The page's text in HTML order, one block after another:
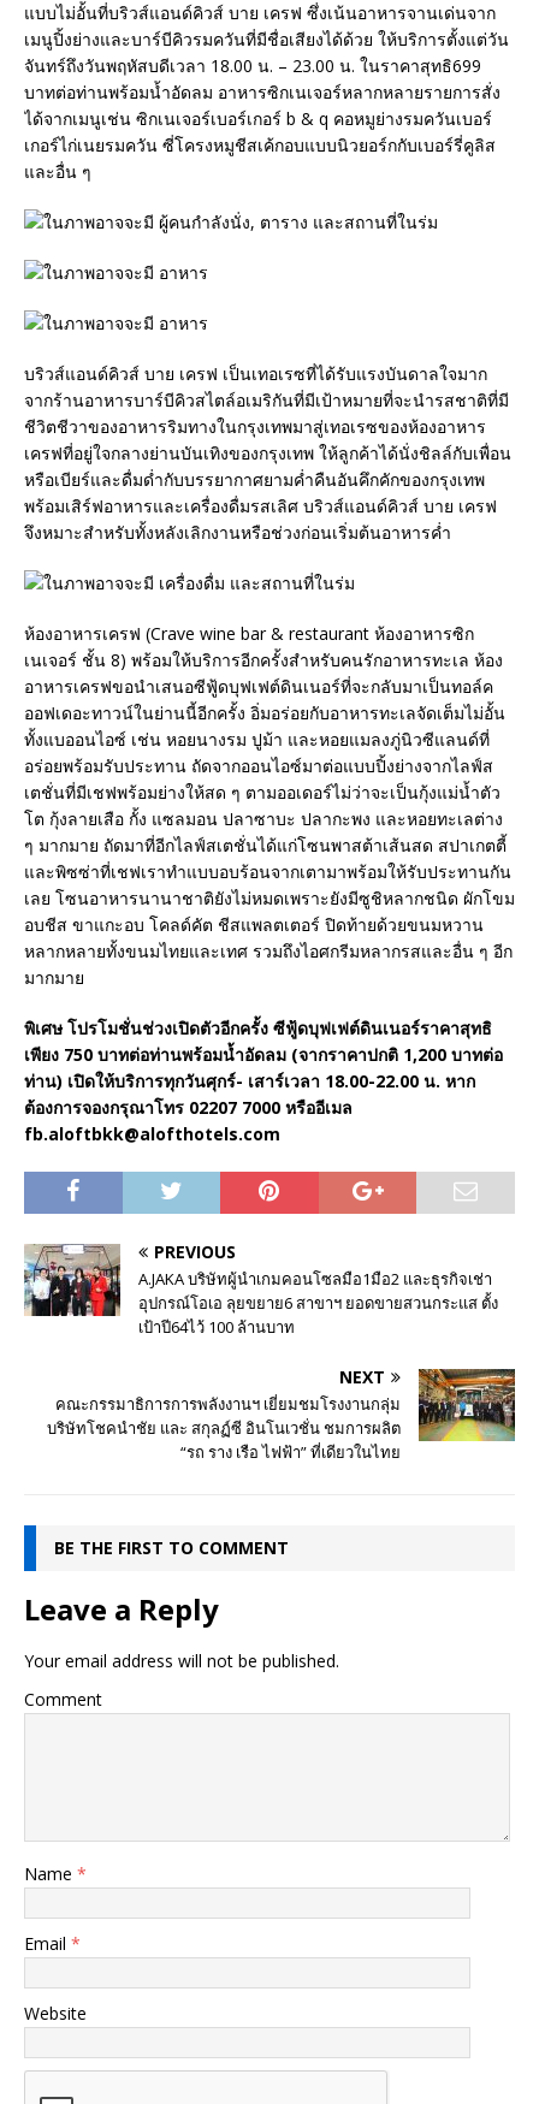
แบบไม่อั้นที่บริวส์แอนด์คิวส์ บาย เครฟ ซึ่งเน้นอาหารจานเด่นจาก
เมนูปิ้งย่างและบาร์บีคิวรมควันที่มีชื่อเสียงได้ด้วย ให้บริการตั้งแต่วัน
จันทร์ถึงวันพฤหัสบดีเวลา 18.00 น. – 23.00 น. ในราคาสุทธิ699
บาทต่อท่านพร้อมน้ำอัดลม อาหารซิกเนเจอร์หลากหลายรายการสั่ง
ได้จากเมนูเช่น ซิกเนเจอร์เบอร์เกอร์ b & q คอหมูย่างรมควันเบอร์
เกอร์ไก่เนยรมควัน ซี่โครงหมูชีสเค้กอบแบบนิวยอร์กกับเบอร์รี่คูลิส
และอื่น ๆ
บริวส์แอนด์คิวส์ บาย เครฟ เป็นเทอเรซที่ได้รับแรงบันดาลใจมาก
จากร้านอาหารบาร์บีคิวสไตล์อเมริกันที่มีเป้าหมายที่จะนำรสชาติที่มี
ชีวิตชีวาของอาหารริมทางในกรุงเทพมาสู่เทอเรซของห้องอาหาร
เครฟที่อยู่ใจกลางย่านบันเทิงของกรุงเทพ ให้ลูกค้าได้นั่งชิลล์กับเพื่อน
หรือเบียร์และดื่มด่ำกับบรรยากาศยามค่ำคืนอันคึกคักของกรุงเทพ
พร้อมเสิร์ฟอาหารและเครื่องดื่มรสเลิศ บริวส์แอนด์คิวส์ บาย เครฟ
จึงหมาะสำหรับทั้งหลังเลิกงานหรือช่วงก่อนเริ่มต้นอาหารค่ำ
ห้องอาหารเครฟ (Crave wine bar & restaurant ห้องอาหารซิก
เนเจอร์ ชั้น 8) พร้อมให้บริการอีกครั้งสำหรับคนรักอาหารทะเล ห้อง
อาหารเครฟขอนำเสนอซีฟู้ดบุฟเฟต์ดินเนอร์ที่จะกลับมาเป็นทอล์ค
ออฟเดอะทาวน์ในย่านนี้อีกครั้ง อิ่มอร่อยกับอาหารทะเลจัดเต็มไม่อั้น
ทั้งแบออนไอซ์ เช่น หอยนางรม ปูม้า และหอยแมลงภู่นิวซีแลนด์ที่
อร่อยพร้อมรับประทาน ถัดจากออนไอซ์มาต่อแบบปิ้งย่างจากไลฟ์ส
เตชั่นที่มีเชฟพร้อมย่างให้สด ๆ ตามออเดอร์ไม่ว่าจะเป็นกุ้งแม่น้ำตัว
โต กุ้งลายเสือ กั้ง แซลมอน ปลาซาบะ ปลากะพง และหอยทะเลต่าง
ๆ มากมาย ถัดมาที่อีกไลฟ์สเตชั่นได้แก่โซนพาสต้าเส้นสด สปาเกตตี้
และพิซซ่าที่เชฟเราทำแบบอบร้อนจากเตามาพร้อมให้รับประทานกัน
เลย โซนอาหารนานาชาติยังไม่หมดเพราะยังมีซูชิหลากชนิด ผักโขม
อบชีส ขาแกะอบ โคลด์คัต ชีสแพลตเตอร์ ปิดท้ายด้วยขนมหวาน
หลากหลายทั้งขนมไทยและเทศ รวมถึงไอศกรีมหลากรสและอื่น ๆ อีก
มากมาย
พิเศษ โปรโมชั่นช่วงเปิดตัวอีกครั้ง ซีฟู้ดบุฟเฟต์ดินเนอร์ราคาสุทธิ
เพียง 750 บาทต่อท่านพร้อมน้ำอัดลม (จากราคาปกติ 1,200 บาทต่อ
ท่าน) เปิดให้บริการทุกวันศุกร์- เสาร์เวลา 18.00-22.00 น. หาก
ต้องการจองกรุณาโทร 02207 7000 หรืออีเมล
fb.aloftbkk@alofthotels.com
PREVIOUS
A.JAKA บริษัทผู้นำเกมคอนโซลมือ1มือ2 และธุรกิจเช่า
อุปกรณ์โอเอ ลุยขยาย6 สาขาฯ ยอดขายสวนกระแส ตั้ง
เป้าปี64ไว้ 100 ล้านบาท
NEXT
คณะกรรมาธิการการพลังงานฯ เยี่ยมชมโรงงานกลุ่ม
บริษัทโชคนำชัย และ สกุลฏ์ซี อินโนเวชั่น ชมการผลิต
“รถ ราง เรือ ไฟฟ้า” ที่เดียวในไทย
BE THE FIRST TO COMMENT
Leave a Reply
Your email address will not be published.
Comment
Name *
Email *
Website